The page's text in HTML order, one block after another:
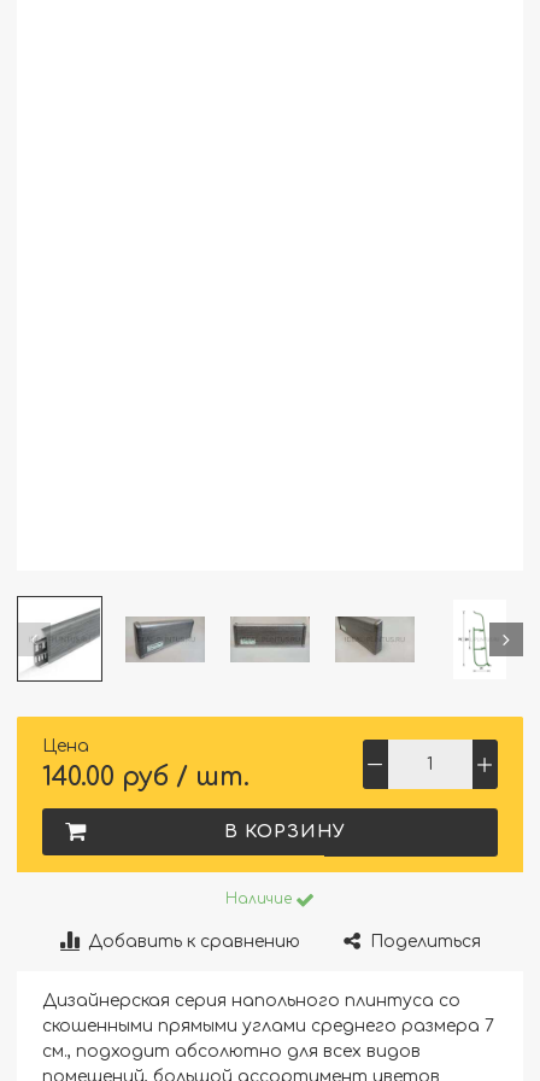
Цена
140.00 руб / шт.
В КОРЗИНУ
Наличие
Добавить к сравнению Поделиться
Дизайнерская серия напольного плинтуса со
скошенными прямыми углами среднего размера 7
см., подходит абсолютно для всех видов
помещений, большой ассортимент цветов